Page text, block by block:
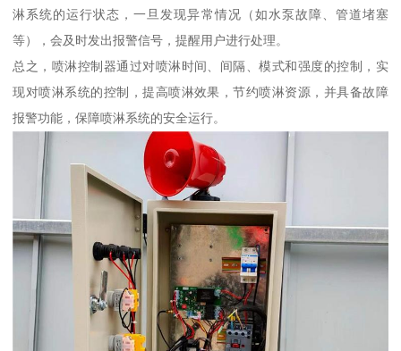
淋系统的运行状态，一旦发现异常情况（如水泵故障、管道堵塞
等），会及时发出报警信号，提醒用户进行处理。
总之，喷淋控制器通过对喷淋时间、间隔、模式和强度的控制，实
现对喷淋系统的控制，提高喷淋效果，节约喷淋资源，并具备故障
报警功能，保障喷淋系统的安全运行。